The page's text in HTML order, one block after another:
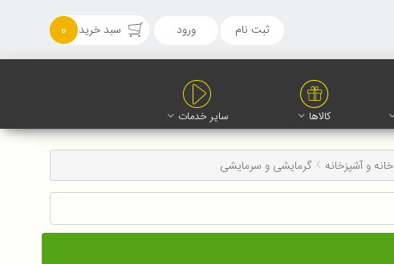
ثبت نام ورود سبد خرید 0
کالاها سایر خدمات
خانه و آشپزخانه گرمایشی و سرمایشی